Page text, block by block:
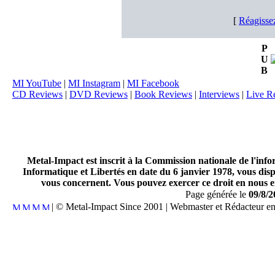
[
P
U
B
MI YouTube | MI Instagram | MI Facebook
CD Reviews | DVD Reviews | Book Reviews | Interviews | Live
Metal-Impact est inscrit à la Commission nationale de
Informatique et Libertés en date du 6 janvier 1978, vous
vous concernent. Vous pouvez exercer ce droit en
Page générée le 09/8/
| © Metal-Impact Since 2001 | Webmaster et Rédacteur